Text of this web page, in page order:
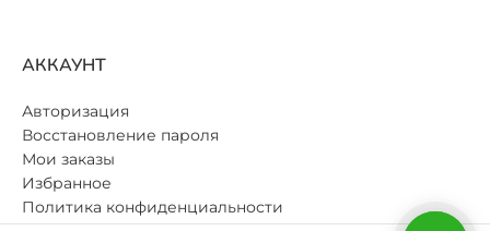
АККАУНТ
Авторизация
Восстановление пароля
Мои заказы
Избранное
Политика конфиденциальности